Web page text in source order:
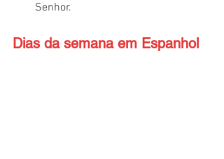
Senhor.
Dias da semana em Espanhol